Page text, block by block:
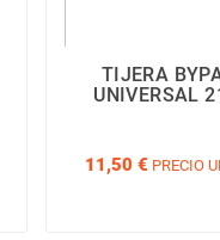
TIJERA
UNIVERSAL
11,50 € PRECIO